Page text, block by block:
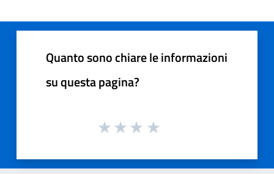
Quanto sono chiare le informazioni
su questa pagina?